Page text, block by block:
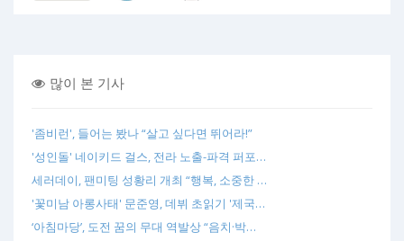
많이 본 기사
'좀비런', 들어는 봤나 “살고 싶다면 뛰어라!”
'성인돌' 네이키드 걸스, 전라 노출-파격 퍼포…
세러데이, 팬미팅 성황리 개최 “행복, 소중한 …
'꽃미남 아롱사태' 문준영, 데뷔 초읽기 '제국…
‘아침마당’, 도전 꿈의 무대 역발상 “음치·박…